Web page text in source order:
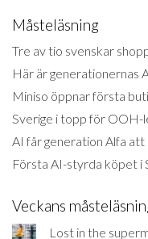
Måsteläsning
Tre av tio svenskar
Här är generationernas
Miniso öppnar första
Sverige i topp för OOH-
AI får generation Alfa
Första AI-styrda köpet i
Veckans
Lost in the